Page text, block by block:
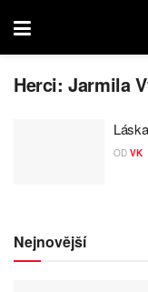
Herci:Jarmila
OD VK
Nejnovější